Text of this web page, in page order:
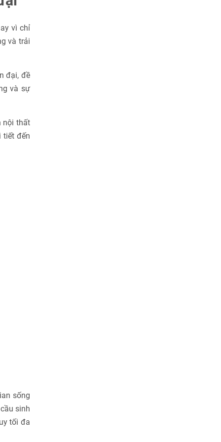
vì chỉ
và trải
đại, đề
và sự
nội thất
tiết đến
sống
sinh
tối đa